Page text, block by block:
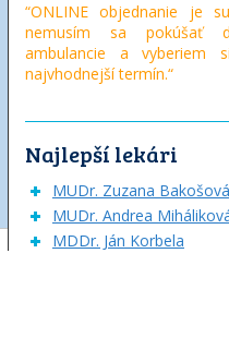
“ONLINE objednanie je
nemusím sa pokúšať
ambulancie a vyberiem
najvhodnejší termín.“
Najlepší lekári
MUDr. Zuzana Bakošová
MUDr. Andrea
MDDr. Ján Korbela